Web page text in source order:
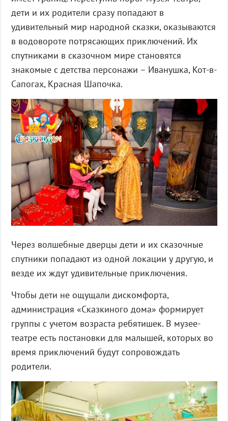
дети и их родители сразу попадают в
удивительный мир народной сказки, оказываются
в водовороте потрясающих приключений. Их
спутниками в сказочном мире становятся
знакомые с детства персонажи – Иванушка, Кот-в-
Сапогах, Красная Шапочка.
Через волшебные дверцы дети и их сказочные
спутники попадают из одной локации у другую, и
везде их ждут удивительные приключения.
Чтобы дети не ощущали дискомфорта,
администрация «Сказкиного дома» формирует
группы с учетом возраста ребятишек. В музее-
театре есть постановки для малышей, которых во
время приключений будут сопровождать
родители.